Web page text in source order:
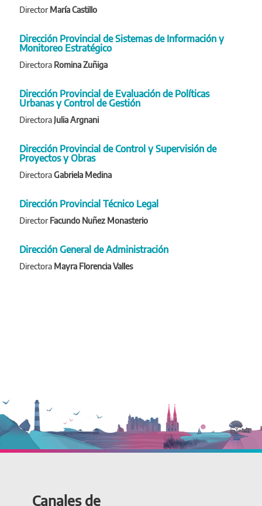
Director María Castillo
Dirección Provincial de Sistemas de Información y
Monitoreo Estratégico
Directora Romina Zuñiga
Dirección Provincial de Evaluación de Políticas
Urbanas y Control de Gestión
DirectoraJulia Argnani
Dirección Provincial de Control y Supervisión de
Proyectos y Obras
DirectoraGabriela Medina
Dirección Provincial Técnico Legal
Director Facundo Nuñez Monasterio
Dirección General de Administración
Directora Mayra Florencia Valles
Canales de